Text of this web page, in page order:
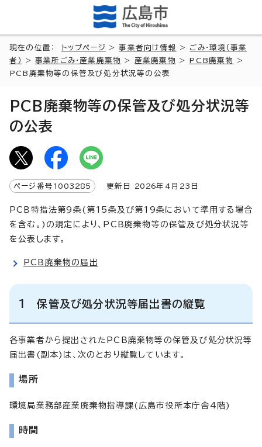
現在の位置： トップページ >事業者向け情報 > ごみ・環境（事業
者）
>事業所ごみ・産業廃棄物 > 産業廃棄物 > PCB廃棄物
>
PCB廃棄物等の保管及び処分状況等の公表
PCB廃棄物等の保管及び処分状況等
の公表
ページ番号 1003285 更新日 2026年4月 23 日
PCB特措法第9条(第15条及び第19条において準用する場合
を含む。)の規定により、PCB廃棄物等の保管及び処分状況等
を公表します。
PCB廃棄物の届出
1 保管及び処分状況等届出書の縦覧
各事業者から提出されたPCB廃棄物等の保管及び処分状況等
届出書(副本)は、次のとおり縦覧しています。
場所
環境局業務部産業廃棄物指導課(広島市役所本庁舎4階)
時間